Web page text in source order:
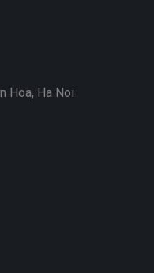
Hoa, Ha Noi